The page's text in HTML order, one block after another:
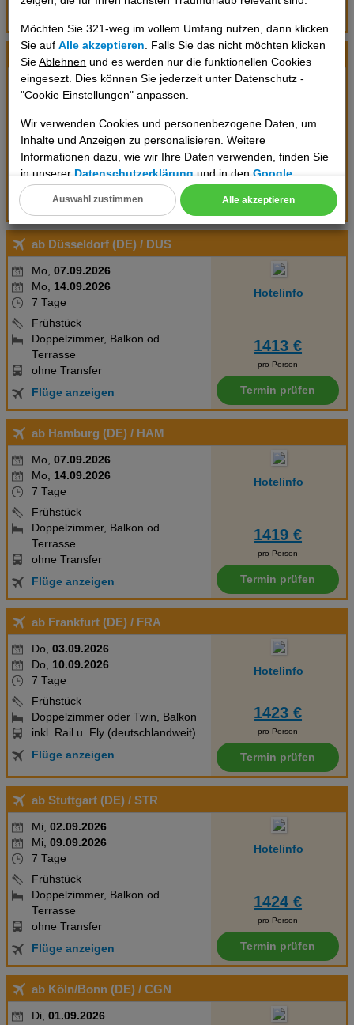
Möchten Sie 321-weg im vollem Umfang nutzen, dann klicken
Sie aufAlle akzeptieren . Falls Sie das nicht möchten klicken
SieAblehnen und es werden nur die funktionellen Cookies
eingesezt. Dies können Sie jederzeit unter Datenschutz -
"Cookie Einstellungen" anpassen.
Wir verwenden Cookies und personenbezogene Daten, um
Inhalte und Anzeigen zu personalisieren. Weitere
Informationen dazu, wie wir Ihre Daten verwenden, finden Sie
in unsererDatenschutzerklärung und in denGoogle
Datenschutz- und Nutzungsbedingungen
Cookie Einstellungen
Technische Cookies
Analyse
Advertising
Erweiterte Einstellungen
Alle akzeptieren
Auswahl zustimmen
Flüge anzeigen
ab Hamburg (DE) / HAM
Mi,02.09.2026
Mi,09.09.2026
Frühstück
Doppelzimmer, Balkon od.
ohne Transfer
Flüge anzeigen
1412 €
pro Person
Termin prüfen
ab Düsseldorf (DE)/ DUS
Mo, 07.09.2026
Mo, 14.09.2026
7 Tage
Frühstück
Doppelzimmer, Balkon od.
Terrasse
ohne Transfer
Flüge anzeigen
Hotelinfo
1413 €
pro Person
Termin prüfen
ab Hamburg (DE) / HAM
Mo, 07.09.2026
Mo, 14.09.2026
7 Tage
Frühstück
Doppelzimmer, Balkon od.
Terrasse
ohne Transfer
Flüge anzeigen
Hotelinfo
1419 €
pro Person
Termin prüfen
ab Frankfurt (DE) / FRA
Do, 03.09.2026
Do, 10.09.2026
7 Tage
Frühstück
Doppelzimmer oder Twin, Balkon
inkl. Rail u. Fly (deutschlandweit)
Flüge anzeigen
Hotelinfo
1423 €
pro Person
Termin prüfen
ab Stuttgart (DE) / STR
Mi, 02.09.2026
Mi, 09.09.2026
7 Tage
Frühstück
Doppelzimmer, Balkon od.
Terrasse
ohne Transfer
Flüge anzeigen
Hotelinfo
1424 €
pro Person
Termin prüfen
ab Köln/Bonn (DE) / CGN
Di, 01.09.2026